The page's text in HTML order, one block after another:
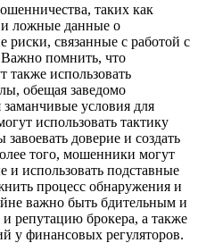
таких как
и ложные данные о
риски, связанные с работой с
помнить, что
использовать
обещая заведомо
условия для
использовать тактику
доверие и создать
того, мошенники могут
и использовать подставные
процесс обнаружения и
важно быть бдительным и
репутацию брокера, а также
у финансовых регуляторов.